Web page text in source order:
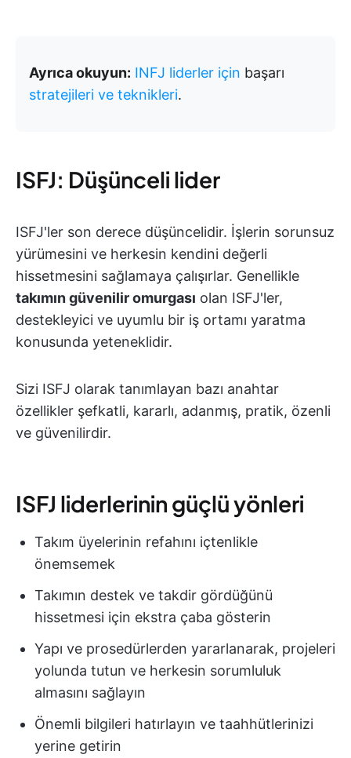
Ayrıca okuyun: INFJ liderler için başarı
stratejileri ve teknikleri.
ISFJ: Düşünceli lider
ISFJ'ler son derece düşüncelidir. İşlerin sorunsuz
yürümesini ve herkesin kendini değerli
hissetmesini sağlamaya çalışırlar. Genellikle
takımın güvenilir omurgası olan ISFJ'ler,
destekleyici ve uyumlu bir iş ortamı yaratma
konusunda yeteneklidir.
Sizi ISFJ olarak tanımlayan bazı anahtar
özellikler şefkatli, kararlı, adanmış, pratik, özenli
ve güvenilirdir.
ISFJ liderlerinin güçlü yönleri
Takım üyelerinin refahını içtenlikle
önemsemek
Takımın destek ve takdir gördüğünü
hissetmesi için ekstra çaba gösterin
Yapı ve prosedürlerden yararlanarak, projeleri
yolunda tutun ve herkesin sorumluluk
almasını sağlayın
Önemli bilgileri hatırlayın ve taahhütlerinizi
yerine getirin